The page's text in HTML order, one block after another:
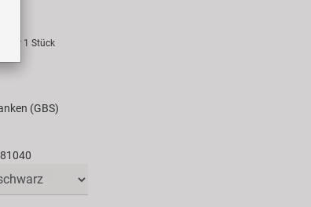
für 1 Stück
(GBS)